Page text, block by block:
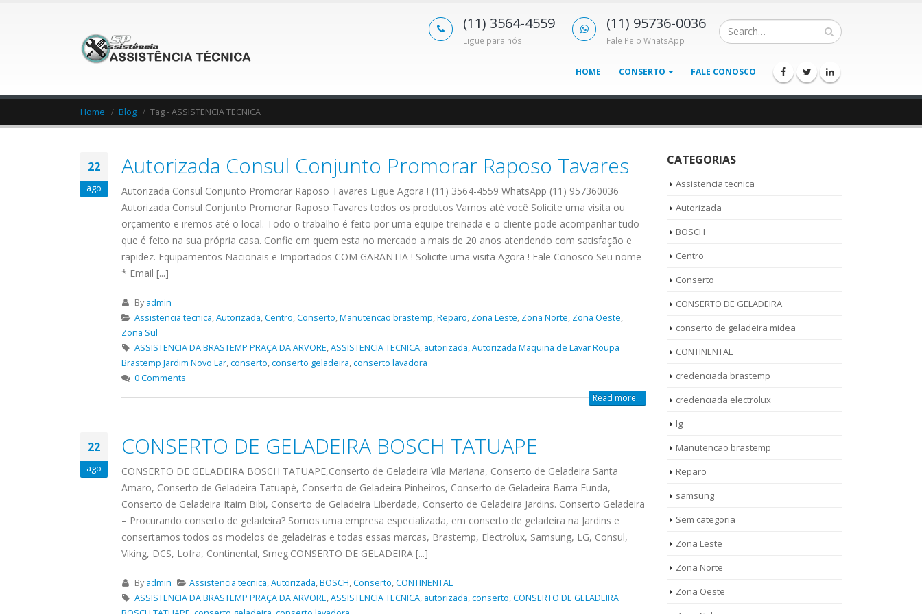
(11) 3564-4559
Ligue para nós
(11) 95736-0036
Fale Pelo WhatsApp
HOME CONSERTO FALE CONOSCO
Home Blog Tag -ASSISTENCIA TECNICA
22
ago
Autorizada Consul Conjunto Promorar Raposo Tavares
Autorizada Consul Conjunto Promorar Raposo Tavares Ligue Agora ! (11) 3564-4559 WhatsApp (11) 957360036
Autorizada Consul Conjunto Promorar Raposo Tavares todos os produtos Vamos até você Solicite uma visita ou
orçamento e iremos até o local. Todo o trabalho é feito por uma equipe treinada e o cliente pode acompanhar tudo
que é feito na sua própria casa. Confie em quem esta no mercado a mais de 20 anos atendendo com satisfação e
rapidez. Equipamentos Nacionais e Importados COM GARANTIA ! Solicite uma visita Agora ! Fale Conosco Seu nome
* Email [...]
By admin
Assistencia tecnica,Autorizada,Centro,Conserto,Manutencao brastemp,Reparo, Zona Leste, Zona Norte, Zona Oeste,
Zona Sul
ASSISTENCIA DA BRASTEMP PRAÇA DA ARVORE,ASSISTENCIA TECNICA, autorizada,Autorizada Maquina de Lavar Roupa
Brastemp Jardim Novo Lar,conserto,conserto geladeira,conserto lavadora
0 Comments
Read more...
22
ago
CONSERTO DE GELADEIRA BOSCH TATUAPE
CONSERTO DE GELADEIRA BOSCH TATUAPE,Conserto de Geladeira Vila Mariana, Conserto de Geladeira Santa
Amaro, Conserto de Geladeira Tatuapé, Conserto de Geladeira Pinheiros, Conserto de Geladeira Barra Funda,
Conserto de Geladeira Itaim Bibi, Conserto de Geladeira Liberdade, Conserto de Geladeira Jardins. Conserto Geladeira
– Procurando conserto de geladeira? Somos uma empresa especializada, em conserto de geladeira na Jardins e
consertamos todos os modelos de geladeiras e todas essas marcas, Brastemp, Electrolux, Samsung, LG, Consul,
Viking, DCS, Lofra, Continental, Smeg.CONSERTO DE GELADEIRA [...]
By admin Assistencia tecnica,Autorizada,BOSCH,Conserto,CONTINENTAL
ASSISTENCIA DA BRASTEMP PRAÇA DA ARVORE,ASSISTENCIA TECNICA, autorizada,conserto,CONSERTO DE GELADEIRA
CATEGORIAS
Assistencia tecnica
Autorizada
BOSCH
Centro
Conserto
CONSERTO DE GELADEIRA
conserto de geladeira midea
CONTINENTAL
credenciada brastemp
credenciada electrolux
lg
Manutencao brastemp
Reparo
samsung
Sem categoria
Zona Leste
Zona Norte
Zona Oeste
ASSISTENCIA
TECNICA EM
23
assistencia tecnica
brastemp bela
vista
assistencia tecnica brastemp bela
19
ASSISTENCIA
TECNICA
ELECTROLUX ALTO
DA LAPA
conserto de
verde
MOOCA